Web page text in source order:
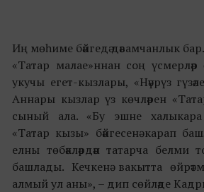
Иң мөһиме бәйгедә дәвамчанлык
«Татар малае»ннан соң
укучы егет-кызлары, «Нәүрүз
Аннары кызлар үз көчләрен
сыный ала. «Бу эшне халыкара
«Татар кызы» бәйгесенә карап
елны төбәкләрдән татарча белми
башлады. Кечкенә вакытта
алмый ул аны», – дип сөйләде